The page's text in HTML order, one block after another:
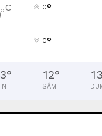
°C 0°
0°
° 12°
SÂM
13